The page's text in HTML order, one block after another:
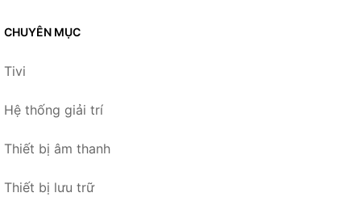
CHUYÊN MỤC
Tivi
Hệ thống giải trí
Thiết bị âm thanh
Thiết bị lưu trữ